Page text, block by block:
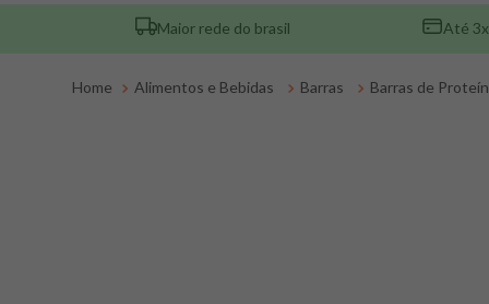
Maior rede do brasil Até
Alimentos e Bebidas Barras Barras de
2º creatina